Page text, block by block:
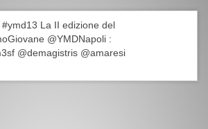
La II edizione del
@YMDNapoli :
@demagistris @amaresi